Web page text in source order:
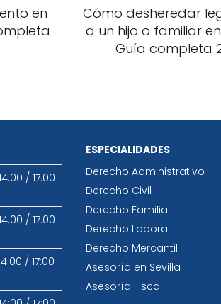
en
Cómo desheredar
a un hijo o familiar
Guía completa
/ 17:00
/ 17:00
/ 17:00
ESPECIALIDADES
Derecho Administrativo
Derecho Civil
Derecho Familia
Derecho Laboral
Derecho Mercantil
Asesoría en Sevilla
Asesoría Fiscal